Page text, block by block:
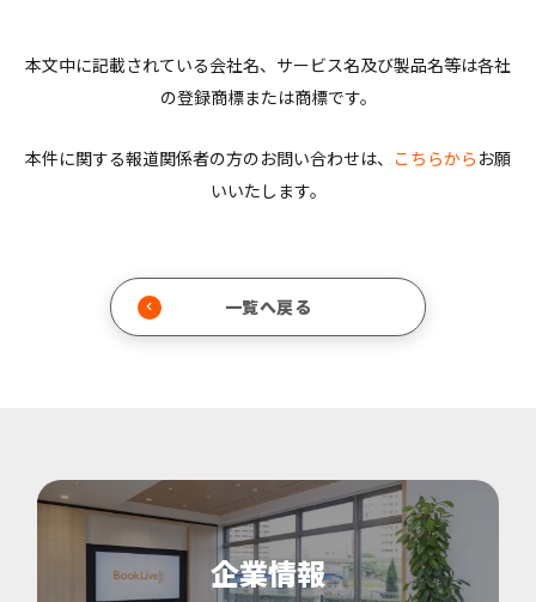
本文中に記載されている会社名、サービス名及び製品名等は各社
の登録商標または商標です。
本件に関する報道関係者の方のお問い合わせは、 こちらから お願
いいたします。
一覧へ戻る
企業情報